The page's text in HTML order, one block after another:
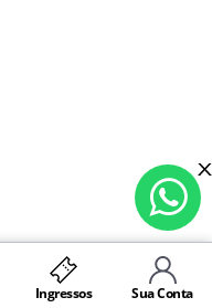
Ingressos Sua Conta